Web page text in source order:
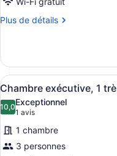
de
chambre :
1
très
grand
lit
Plus de détails
Plus
Chambre
Affaires,
1
grand
Afficher
toutes
les
photos
pour
ce
6
Chambre exécutive, 1
10,010,0 sur 10
Exceptionnel
1 avis
(1 avis)
1 chambre
3 personnes